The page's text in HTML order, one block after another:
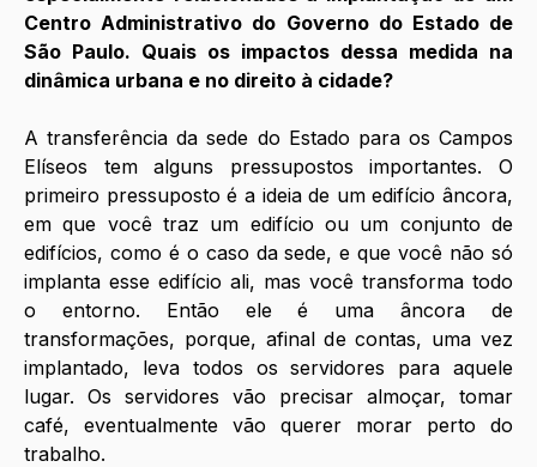
Centro Administrativo do Governo do Estado de
São Paulo. Quais os impactos dessa medida na
dinâmica urbana e no direito à cidade?
A transferência da sede do Estado para os Campos
Elíseos tem alguns pressupostos importantes. O
primeiro pressuposto é a ideia de um edifício âncora,
em que você traz um edifício ou um conjunto de
edifícios, como é o caso da sede, e que você não só
implanta esse edifício ali, mas você transforma todo
o entorno. Então ele é uma âncora de
transformações, porque, afinal de contas, uma vez
implantado, leva todos os servidores para aquele
lugar. Os servidores vão precisar almoçar, tomar
café, eventualmente vão querer morar perto do
trabalho.